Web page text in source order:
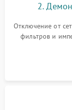
2.
Отключение от
фильтров и